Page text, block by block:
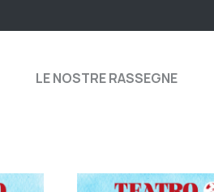
LE NOSTRE RASSEGNE